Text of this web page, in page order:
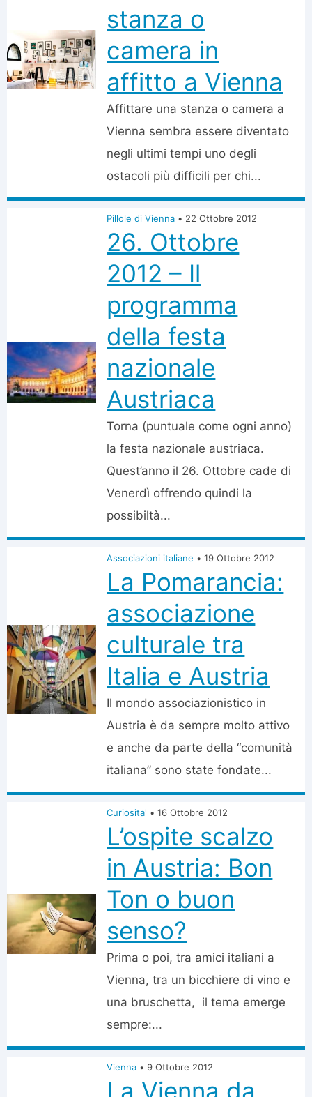
stanza o
camera in
affitto a Vienna
Affittare una stanza o camera a
Vienna sembra essere diventato
negli ultimi tempi uno degli
ostacoli più difficili per chi...
Pillole di Vienna • 22 Ottobre 2012
26. Ottobre
2012 – Il
programma
della festa
nazionale
Austriaca
Torna (puntuale come ogni anno)
la festa nazionale austriaca.
Quest’anno il 26. Ottobre cade di
Venerdì offrendo quindi la
possibiltà...
Associazioni italiane • 19 Ottobre 2012
La Pomarancia:
associazione
culturale tra
Italia e Austria
Il mondo associazionistico in
Austria è da sempre molto attivo
e anche da parte della “comunità
italiana” sono state fondate...
Curiosita' • 16 Ottobre 2012
L’ospite scalzo
in Austria: Bon
Ton o buon
senso?
Prima o poi, tra amici italiani a
Vienna, tra un bicchiere di vino e
una bruschetta, il tema emerge
sempre:...
Vienna • 9 Ottobre 2012
La Vienna da